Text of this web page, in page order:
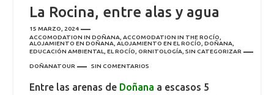
La Rocina, entre alas y agua
15 MARZO, 2024
ACCOMODATION IN DOÑANA ACCOMODATION IN THE ROCÍO
ALOJAMIENTO EN DOÑANA ALOJAMIENTO EN EL ROCÍO DOÑANA
EDUCACIÓN AMBIENTAL
EL ROCÍO ORNITOLOGÍA SIN CATEGORIZAR
DOÑANATOUR SIN COMENTARIOS
Entre las arenas de Doñana a escasos 5